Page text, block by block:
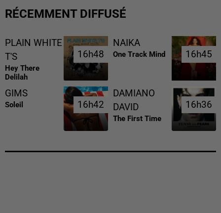
RÉCEMMENT DIFFUSÉ
PLAIN WHITE
T'S
Hey There
Delilah
16h48
16h48
NAIKA
One Track Mind 16h45
16h45
GIMS
Soleil 16h42
16h42
DAMIANO
DAVID
The First Time
16h36
16h36